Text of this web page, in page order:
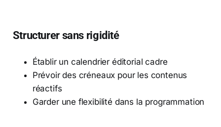
Structurer sans rigidité
Établir un calendrier éditorial cadre
Prévoir des créneaux pour les contenus
réactifs
Garder une flexibilité dans la programmation